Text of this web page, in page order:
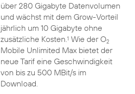
über 280 Gigabyte Datenvolumen
und wächst mit dem Grow-Vorteil
jährlich um 10 Gigabyte ohne
zusätzliche Kosten.1 Wie der O2
Mobile Unlimited Max bietet der
neue Tarif eine Geschwindigkeit
von bis zu 500 MBit/s im
Download.